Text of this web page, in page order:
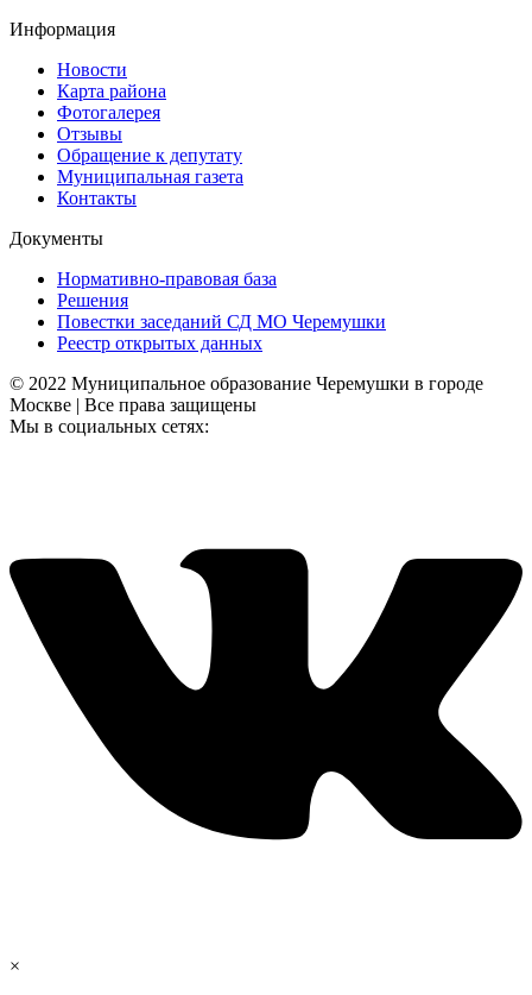
Информация
Новости
Карта района
Фотогалерея
Отзывы
Обращение к депутату
Муниципальная газета
Контакты
Документы
Нормативно-правовая база
Решения
Повестки заседаний СД МО Черемушки
Реестр открытых данных
© 2022 Муниципальное образование Черемушки в городе
Москве | Все права защищены
Мы в социальных сетях:
×